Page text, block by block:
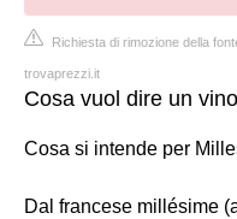
Richiesta di rimozione della
trovaprezzi.it
Cosa vuol dire un
Cosa si intende per
Dal francese millésime